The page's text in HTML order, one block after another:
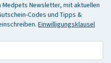
Newsletter, mit aktuellen
Codes und Tipps &
Einwilligungsklausel